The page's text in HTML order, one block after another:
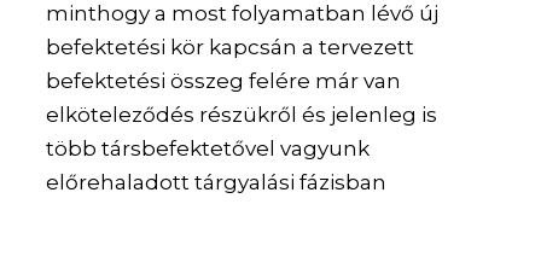
minthogy a most folyamatban lévő új
befektetési kör kapcsán a tervezett
befektetési összeg felére már van
elköteleződés részükről és jelenleg is
több társbefektetővel vagyunk
előrehaladott tárgyalási fázisban